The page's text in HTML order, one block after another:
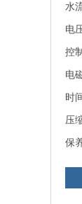
水
电
控
电
时
压
保